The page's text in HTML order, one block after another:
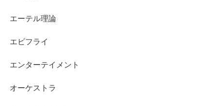
エーテル理論
エビフライ
エンターテイメント
オーケストラ